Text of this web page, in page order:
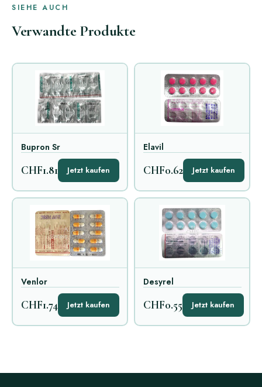
SIEHE AUCH
Verwandte Produkte
Bupron Sr
CHF1.81 Jetzt kaufen
Elavil
CHF0.62 Jetzt kaufen
Venlor
CHF1.74 Jetzt kaufen
Desyrel
CHF0.55 Jetzt kaufen